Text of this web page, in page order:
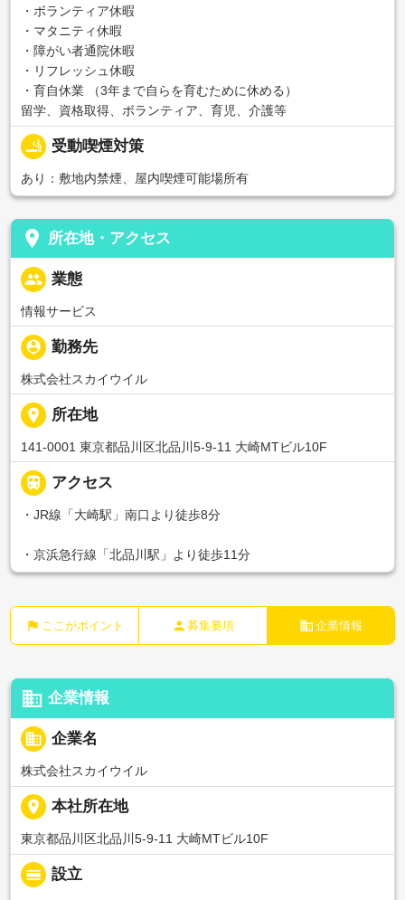
・ボランティア休暇
・マタニティ休暇
・障がい者通院休暇
・リフレッシュ休暇
・育自休業 （3年まで自らを育むために休める）
留学、資格取得、ボランティア、育児、介護等
smoking_rooms 受動喫煙対策
あり：敷地内禁煙、屋内喫煙可能場所有
place 所在地・アクセス
people 業態
情報サービス
person_pin 勤務先
株式会社スカイウイル
place 所在地
141-0001 東京都品川区北品川5-9-11 大崎MTビル10F
 アクセス
・JR線「大崎駅」南口より徒歩8分
・京浜急行線「北品川駅」より徒歩11分
flag ここがポイント person 募集要項 business 企業情報
business 企業情報
business 企業名
株式会社スカイウイル
place 本社所在地
東京都品川区北品川5-9-11 大崎MTビル10F
calendar_view_day 設立